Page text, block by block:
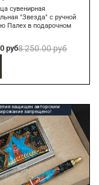
сувенирная
"Звезда" с ручной
Палех в подарочном
руб8 250.00 руб
защищен авторским
запрещено!